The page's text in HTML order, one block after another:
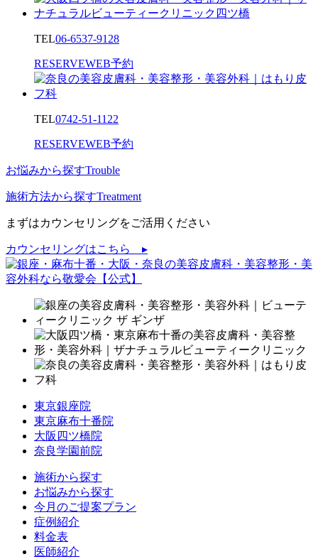
TEL06-6537-9128
RESERVEWEB予約
TEL0742-51-1122
RESERVEWEB予約
お悩みから探すTrouble
施術方法から探すTreatment
まずはカウンセリングをご活用ください
カウンセリングはこちら ▸
東京銀座院
東京麻布十番院
大阪四ツ橋院
奈良学園前院
施術から探す
お悩みから探す
今月のご提案プラン
症例紹介
料金表
医師紹介